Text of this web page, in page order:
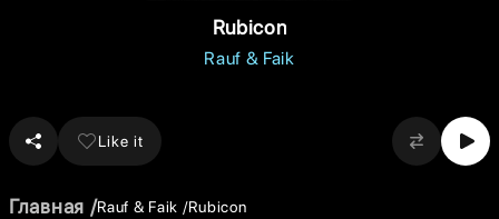
Rubicon
Rauf & Faik
Like it
Главная Rauf & Faik Rubicon